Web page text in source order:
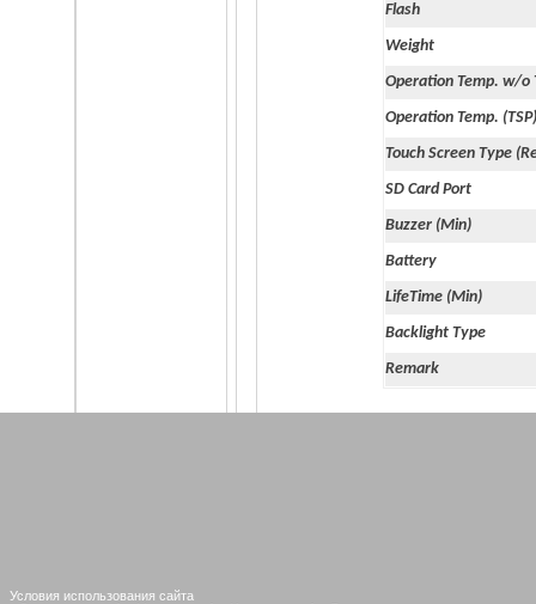
Flash
Weight
Operation Temp. w/o
Operation Temp. (TSP)
Touch Screen Type
SD Card Port
Buzzer (Min)
Battery
LifeTime (Min)
Backlight Type
Remark
Условия использования сайта